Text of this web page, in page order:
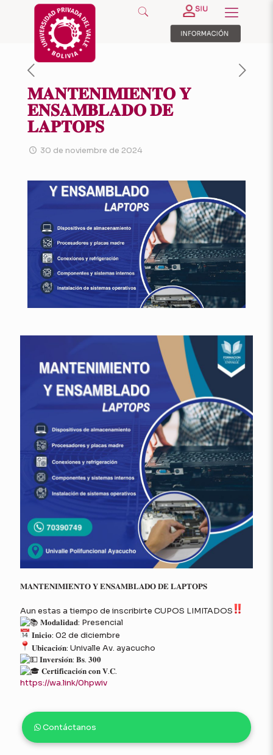
𝐌𝐀𝐍𝐓𝐄𝐍𝐈𝐌𝐈𝐄𝐍𝐓𝐎 𝐘
𝐄𝐍𝐒𝐀𝐌𝐁𝐋𝐀𝐃𝐎 𝐃𝐄
𝐋𝐀𝐏𝐓𝐎𝐏𝐒
30 de noviembre de 2024
𝐌𝐀𝐍𝐓𝐄𝐍𝐈𝐌𝐈𝐄𝐍𝐓𝐎 𝐘 𝐄𝐍𝐒𝐀𝐌𝐁𝐋𝐀𝐃𝐎 𝐃𝐄 𝐋𝐀𝐏𝐓𝐎𝐏𝐒
Aun estas a tiempo de inscribirte CUPOS LIMITADOS
𝐌𝐨𝐝𝐚𝐥𝐢𝐝𝐚𝐝: Presencial
𝐈𝐧𝐢𝐜𝐢𝐨: 02 de diciembre
𝐔𝐛𝐢𝐜𝐚𝐜𝐢𝐨́𝐧: Univalle Av. ayacucho
𝐈𝐧𝐯𝐞𝐫𝐬𝐢𝐨́𝐧: 𝐁𝐬. 𝟑𝟎𝟎
𝐂𝐞𝐫𝐭𝐢𝐟𝐢𝐜𝐚𝐜𝐢𝐨́𝐧 𝐜𝐨𝐧 𝐕.𝐂.
https://wa.link/0hpwiv
Contáctanos